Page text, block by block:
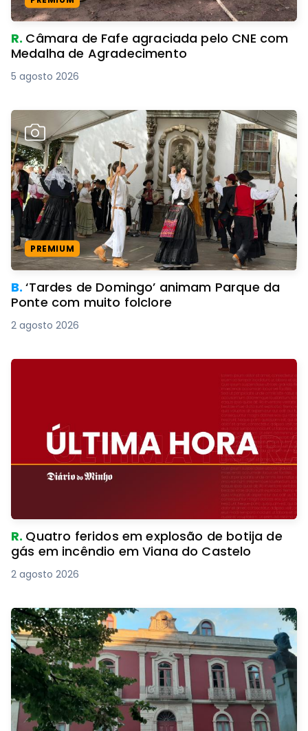
R. Câmara de Fafe agraciada pelo CNE com
Medalha de Agradecimento
5 agosto 2026
PREMIUM
B.‘Tardes de Domingo’ animam Parque da
Ponte com muito folclore
2 agosto 2026
R. Quatro feridos em explosão de botija de
gás em incêndio em Viana do Castelo
2 agosto 2026